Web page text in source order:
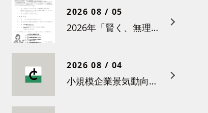
2026 08 / 05
2026年「賢く、無理なく賃上げを！小さな職場のための労務管理セミナー」の開催について
2026 08 / 04
小規模企業景気動向調査（令和８年６月）結果について